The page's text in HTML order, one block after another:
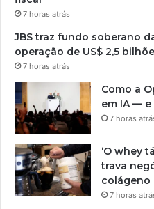
7 horas atrás
JBS traz fundo soberano
operação de US$ 2,5
7 horas atrás
Como a
em IA —
7 horas
‘O whey
trava
colágeno
7 horas